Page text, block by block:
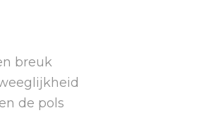
breuk
de pols